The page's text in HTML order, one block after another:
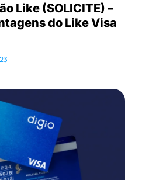
Like (SOLICITE) –
do Like Visa